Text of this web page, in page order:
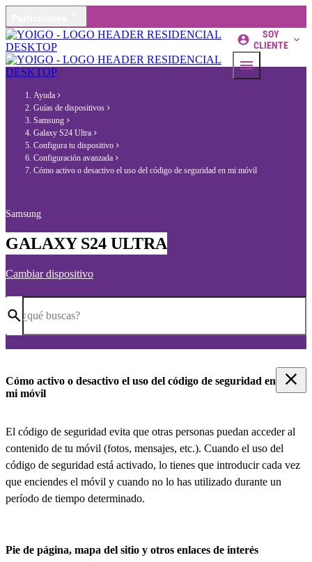
SOY
CLIENTE
Ayuda
Guías de dispositivos
Samsung
Galaxy S24 Ultra
Configura tu dispositivo
Configuración avanzada
Cómo activo o desactivo el uso del código de seguridad en mi móvil
Samsung
GALAXY S24 ULTRA
Cambiar dispositivo
¿qué buscas?
Cómo activo o desactivo el uso del código de seguridad en
mi móvil
El código de seguridad evita que otras personas puedan acceder al
contenido de tu móvil (fotos, mensajes, etc.). Cuando el uso del
código de seguridad está activado, lo tienes que introducir cada vez
que enciendes el móvil y cuando no lo has utilizado durante un
período de tiempo determinado.
Pie de página, mapa del sitio y otros enlaces de interés